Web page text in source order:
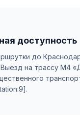
доступность
до
на трассу М4